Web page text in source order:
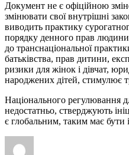
Документ не є офіційною
змінювати свої внутрішні
виводить практику
порядку денного прав
до транснаціональної
батьківства, прав дитини,
ризики для жінок і дівчат,
народжених дітей, стимулює
Національного регулювання
недостатньо, стверджують
є глобальним, таким має бути